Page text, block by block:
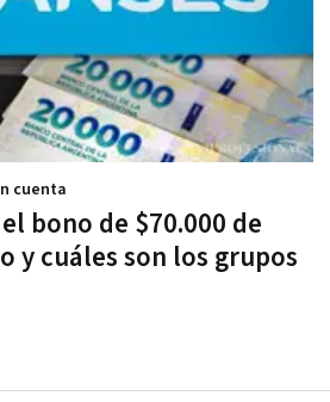
bono de $70.000 de
y cuáles son los grupos
cuenta